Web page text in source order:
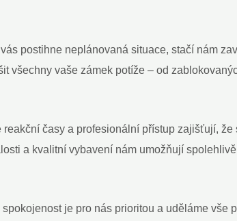
postihne neplánovaná situace, stačí nám
všechny vaše zámek potíže – od
časy a profesionální přístup zajišťují, že
a kvalitní vybavení nám umožňují
je pro nás prioritou a uděláme vše